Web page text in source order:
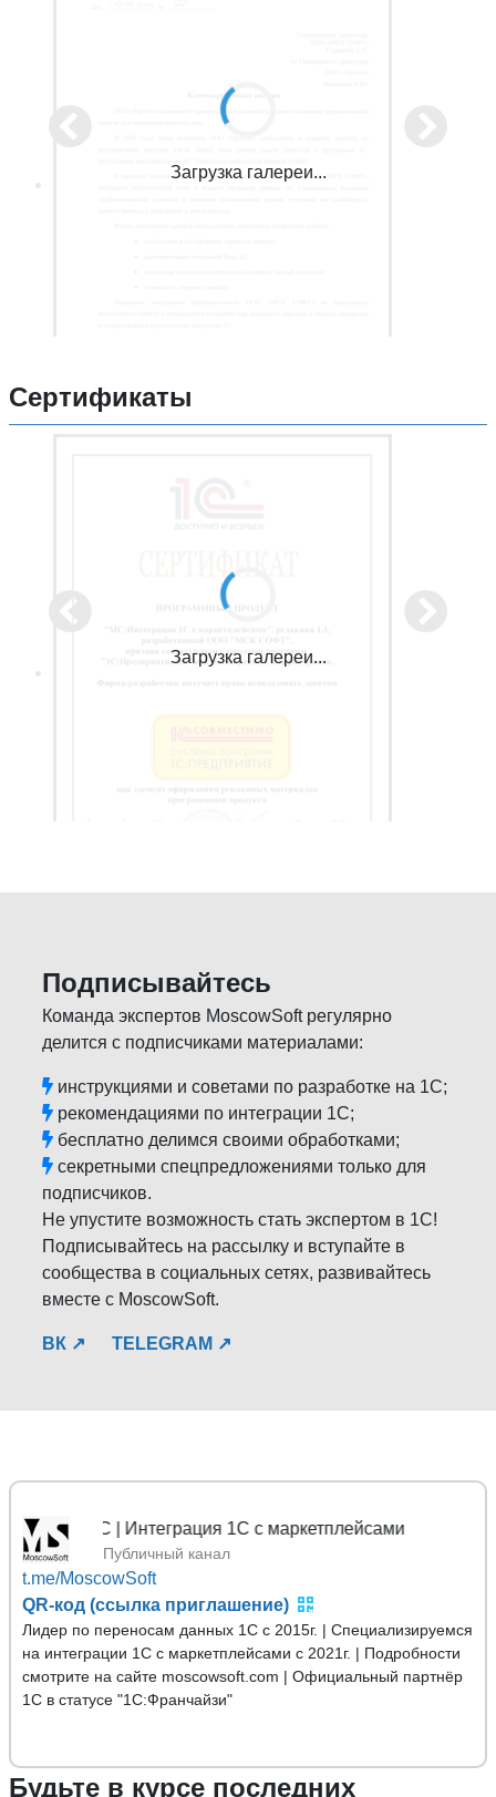
Загрузка галереи...
Сертификаты
Загрузка галереи...
Подписывайтесь
Команда экспертов MoscowSoft регулярно
делится с подписчиками материалами:
инструкциями и советами по разработке на 1С;
рекомендациями по интеграции 1С;
бесплатно делимся своими обработками;
секретными спецпредложениями только для
подписчиков.
Не упустите возможность стать экспертом в 1С!
Подписывайтесь на рассылку и вступайте в
сообщества в социальных сетях, развивайтесь
вместе с MoscowSoft.
ВК ↗ TELEGRAM ↗
| Интеграция 1С с маркетплейсами
Публичный канал
t.me/MoscowSoft
QR-код (ссылка приглашение)
Лидер по переносам данных 1С с 2015г. | Специализируемся
на интеграции 1С с маркетплейсами с 2021г. | Подробности
смотрите на сайте moscowsoft.com | Официальный партнёр
1С в статусе "1С:Франчайзи"
Будьте в курсе последних